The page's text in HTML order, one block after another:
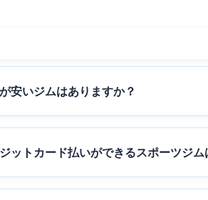
安いジムはありますか？
ットカード払いができるスポーツジム